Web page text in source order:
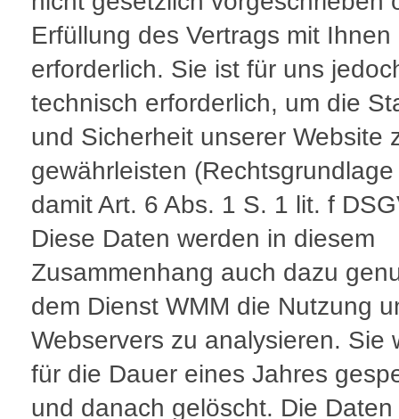
Erfüllung des Vertrags mit Ihnen
erforderlich. Sie ist für uns
technisch erforderlich, um die
und Sicherheit unserer Website
gewährleisten (Rechtsgrundlage
damit Art. 6 Abs. 1 S. 1 lit. f
Diese Daten werden in diesem
Zusammenhang auch dazu
dem Dienst WMM die Nutzung
Webservers zu analysieren. Sie
für die Dauer eines Jahres
und danach gelöscht. Die